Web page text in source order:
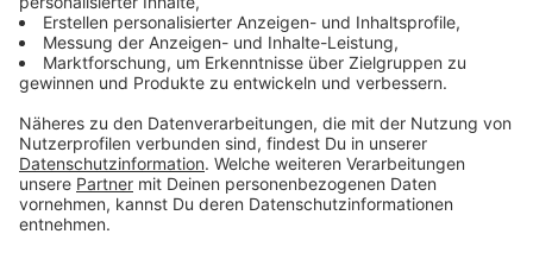
Ursache des Autounfalls gibt es keine offiziellen
Auskünfte, auch wenn vieles für einen versuchten
Suizid spricht.
Anzeige